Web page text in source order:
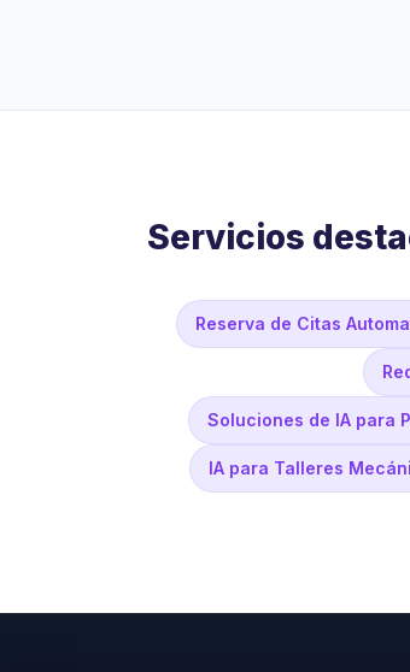
Servicios
Reserva de Citas
Soluciones de IA para
IA para Talleres